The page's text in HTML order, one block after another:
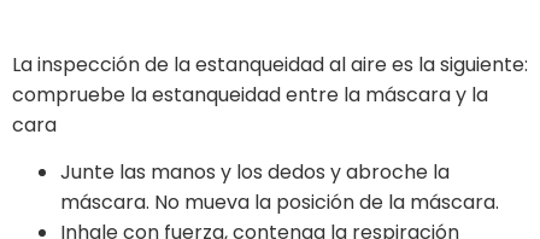
La inspección de la estanqueidad al aire es la siguiente:
compruebe la estanqueidad entre la máscara y la
cara
Junte las manos y los dedos y abroche la
máscara. No mueva la posición de la máscara.
Inhale con fuerza, contenga la respiración